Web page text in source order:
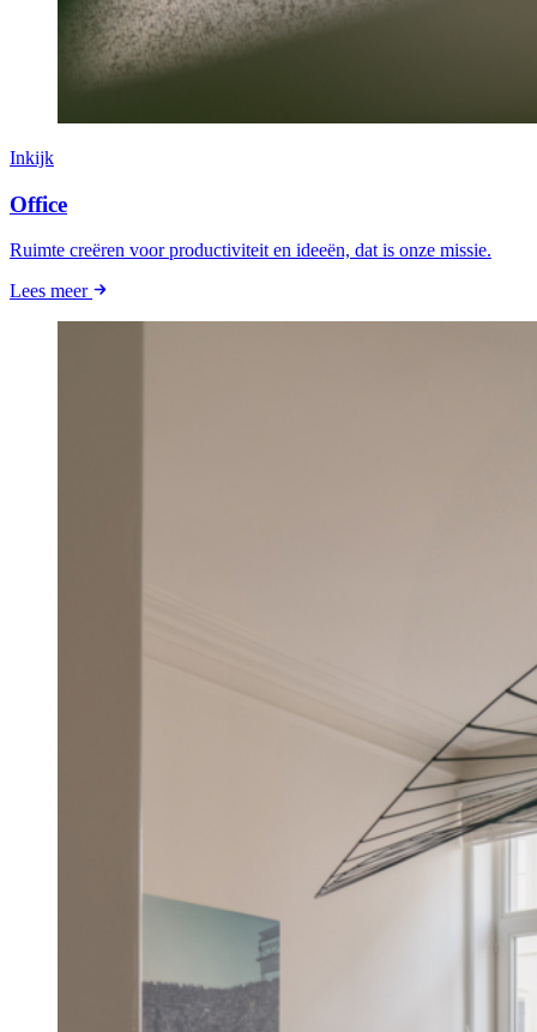
Inkijk
Office
Ruimte creëren voor productiviteit en ideeën, dat is onze missie.
Lees meer